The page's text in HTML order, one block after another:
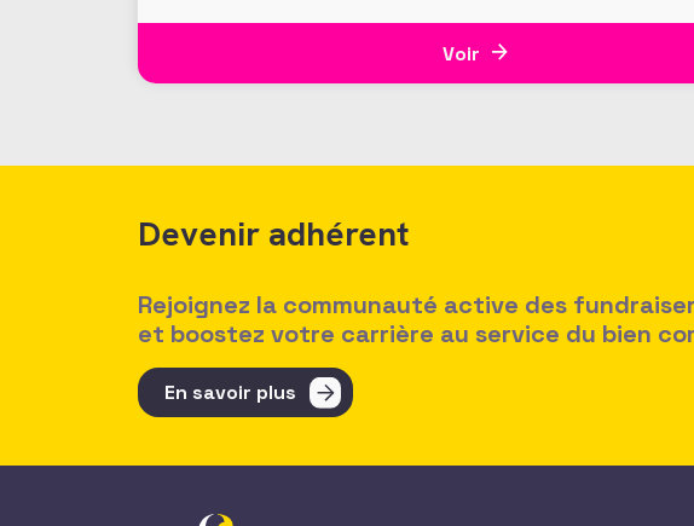
les flux généreux
Voir
Devenir adhérent
Rejoignez la communauté active des
et boostez votre carrière au service du bien
En savoir plus